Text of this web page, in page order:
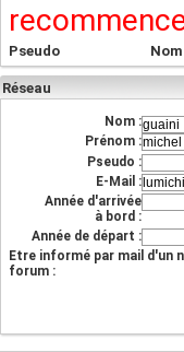
Pseudo Nom
Réseau
Nom :
Prénom :
Pseudo :
E-Mail :
Année d'arrivée
à bord :
Année de départ :
Etre informé par mail d'un
forum :